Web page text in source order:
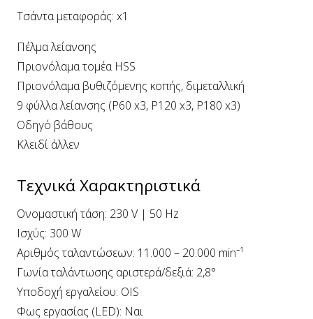
Τσάντα μεταφοράς: x1
Πέλμα λείανσης
Πριονόλαµα τοµέα HSS
Πριονόλαµα βυθιζόµενης κοπής, διµεταλλική
9 φύλλα λείανσης (P60 x3, P120 x3, P180 x3)
Οδηγό βάθους
Κλειδί άλλεν
Τεχνικά Χαρακτηριστικά
Ονομαστική τάση: 230 V | 50 Hz
Ισχύς: 300 W
Αριθμός ταλαντώσεων: 11.000 – 20.000 min⁻¹
Γωνία ταλάντωσης αριστερά/δεξιά: 2,8°
Υποδοχή εργαλείου: OIS
Φως εργασίας (LED): Ναι